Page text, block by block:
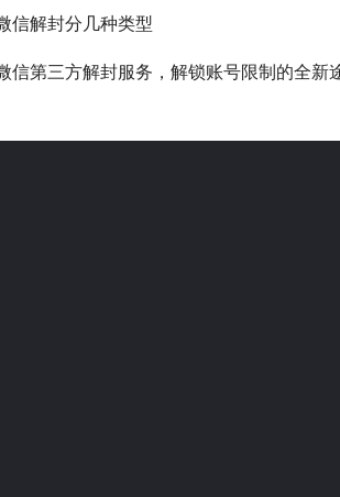
信解封分几种类型
信第三方解封服务，解锁账号限制的全新